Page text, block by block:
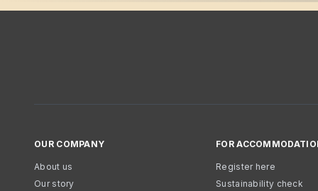
OUR COMPANY
About us
Our story
FOR
Register here
Sustainability check